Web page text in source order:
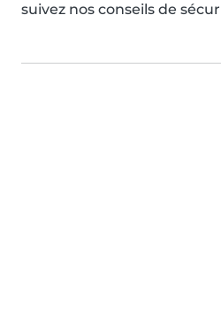
suivez nos conseils de